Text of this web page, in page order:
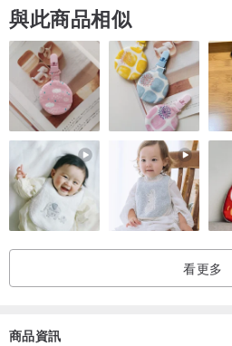
品,非常適合擺在家中財位和文昌位等重
通,在公司、辦公桌擺放， 則可以增加
利.放電腦旁邊能減輕電磁波輻射。
轉動晶體時,可以看到晶體內帶彩虹光,
希望與快樂及好運。
這是一個有意境的白水晶柱,裡面的雲
【關於天然彩虹暴風雪白水晶能量柱 】
與此商品相似
看更多
商品資訊